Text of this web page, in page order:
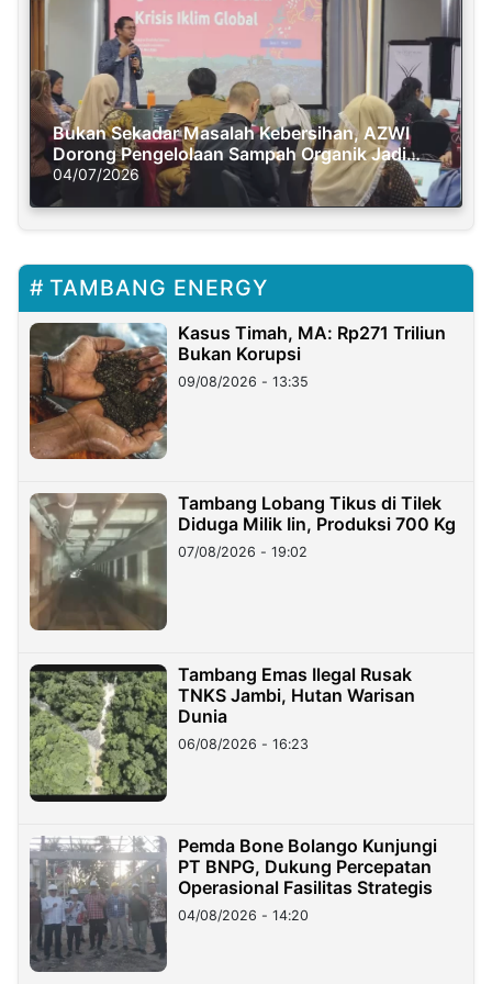
Bukan Sekadar Masalah Kebersihan, AZWI
Dorong Pengelolaan Sampah Organik Jadi
Solusi Krisis Iklim
04/07/2026
TAMBANG ENERGY
Kasus Timah, MA: Rp271 Triliun
Bukan Korupsi
09/08/2026 - 13:35
Tambang Lobang Tikus di Tilek
Diduga Milik Iin, Produksi 700 Kg
07/08/2026 - 19:02
Tambang Emas Ilegal Rusak
TNKS Jambi, Hutan Warisan
Dunia
06/08/2026 - 16:23
Pemda Bone Bolango Kunjungi
PT BNPG, Dukung Percepatan
Operasional Fasilitas Strategis
04/08/2026 - 14:20